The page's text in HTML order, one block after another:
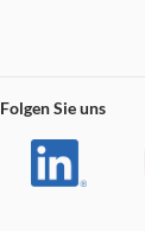
Folgen Sie uns